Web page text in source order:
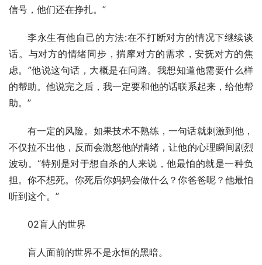
信号，他们还在挣扎。”
李永生有他自己的方法:在不打断对方的情况下继续谈
话。与对方的情绪同步，揣摩对方的需求，安抚对方的焦
虑。”他说这句话，大概是在问路。我想知道他需要什么样
的帮助。他说完之后，我一定要和他的话联系起来，给他帮
助。”
有一定的风险。如果技术不熟练，一句话就刺激到他，
不仅拉不出他，反而会激怒他的情绪，让他的心理瞬间剧烈
波动。“特别是对于想自杀的人来说，他最怕的就是一种负
担。你不想死。你死后你妈妈会做什么？你爸爸呢？他最怕
听到这个。”
02盲人的世界
盲人面前的世界不是永恒的黑暗。